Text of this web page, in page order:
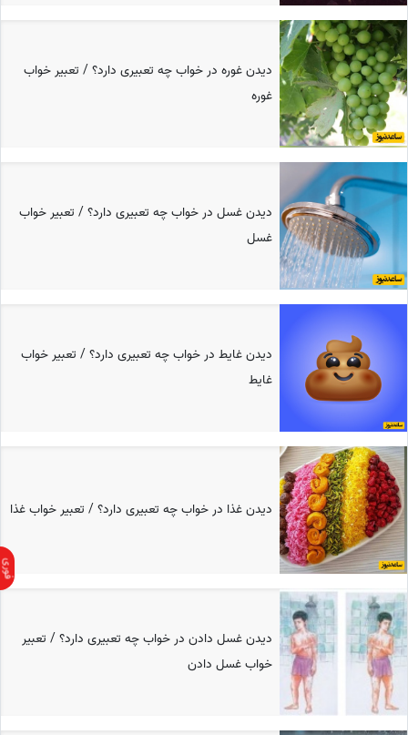
دیدن غوره در خواب چه تعبیری دارد؟ / تعبیر خواب
غوره
دیدن غسل در خواب چه تعبیری دارد؟ / تعبیر خواب
غسل
دیدن غایط در خواب چه تعبیری دارد؟ / تعبیر خواب
غایط
دیدن غذا در خواب چه تعبیری دارد؟ / تعبیر خواب غذا
دیدن غسل دادن در خواب چه تعبیری دارد؟ / تعبیر
خواب غسل دادن